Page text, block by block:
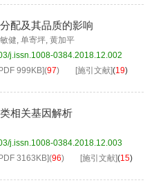
配及其品质的影响
健, 单寄坪, 黄加平
j.issn.1008-0384.2018.12.002
999KB](97) [施引文献](19)
相关基因解析
j.issn.1008-0384.2018.12.003
3163KB](96) [施引文献](15)